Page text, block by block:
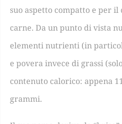
suo aspetto compatto e per il
carne. Da un punto di vista
elementi nutrienti (in
e povera invece di grassi
contenuto calorico: appena
grammi.